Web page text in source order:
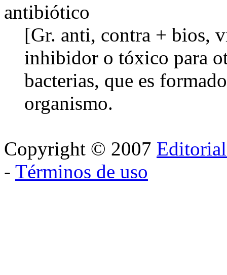
antibiótico
[Gr. anti, contra + bios,
inhibidor o tóxico para
bacterias, que es
organismo.
Copyright © 2007
- Términos de uso